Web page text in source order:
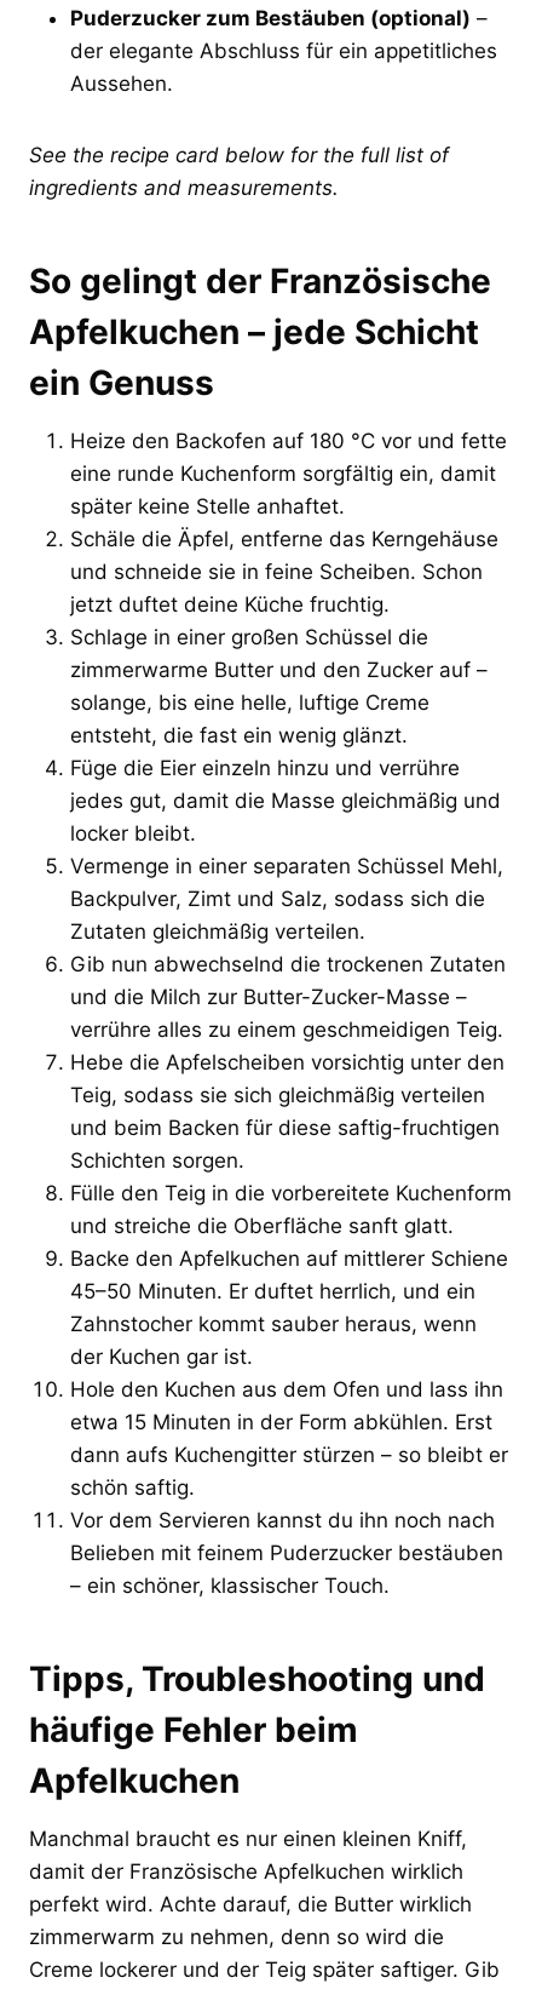
Puderzucker zum Bestäuben (optional) –
der elegante Abschluss für ein appetitliches
Aussehen.
See the recipe card below for the full list of
ingredients and measurements.
So gelingt der Französische
Apfelkuchen – jede Schicht
ein Genuss
Heize den Backofen auf 180 °C vor und fette
eine runde Kuchenform sorgfältig ein, damit
später keine Stelle anhaftet.
Schäle die Äpfel, entferne das Kerngehäuse
und schneide sie in feine Scheiben. Schon
jetzt duftet deine Küche fruchtig.
Schlage in einer großen Schüssel die
zimmerwarme Butter und den Zucker auf –
solange, bis eine helle, luftige Creme
entsteht, die fast ein wenig glänzt.
Füge die Eier einzeln hinzu und verrühre
jedes gut, damit die Masse gleichmäßig und
locker bleibt.
Vermenge in einer separaten Schüssel Mehl,
Backpulver, Zimt und Salz, sodass sich die
Zutaten gleichmäßig verteilen.
Gib nun abwechselnd die trockenen Zutaten
und die Milch zur Butter-Zucker-Masse –
verrühre alles zu einem geschmeidigen Teig.
Hebe die Apfelscheiben vorsichtig unter den
Teig, sodass sie sich gleichmäßig verteilen
und beim Backen für diese saftig-fruchtigen
Schichten sorgen.
Fülle den Teig in die vorbereitete Kuchenform
und streiche die Oberfläche sanft glatt.
Backe den Apfelkuchen auf mittlerer Schiene
45–50 Minuten. Er duftet herrlich, und ein
Zahnstocher kommt sauber heraus, wenn
der Kuchen gar ist.
Hole den Kuchen aus dem Ofen und lass ihn
etwa 15 Minuten in der Form abkühlen. Erst
dann aufs Kuchengitter stürzen – so bleibt er
schön saftig.
Vor dem Servieren kannst du ihn noch nach
Belieben mit feinem Puderzucker bestäuben
– ein schöner, klassischer Touch.
Tipps, Troubleshooting und
häufige Fehler beim
Apfelkuchen
Manchmal braucht es nur einen kleinen Kniff,
damit der Französische Apfelkuchen wirklich
perfekt wird. Achte darauf, die Butter wirklich
zimmerwarm zu nehmen, denn so wird die
Creme lockerer und der Teig später saftiger. Gib